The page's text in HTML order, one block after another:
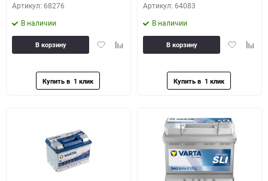
Артикул: 68276
В наличии
ДобавитьДобавить
В корзину
Артикул: 64083
В наличии
Добавить
В корзину